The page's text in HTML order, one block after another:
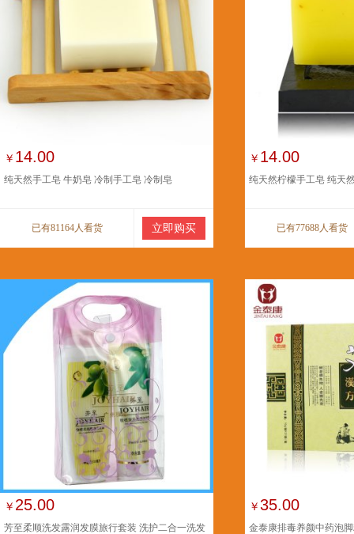
￥ 14.00
纯天然手工皂 牛奶皂 冷制手工皂 冷制皂
已有81164人看货 立即购买
￥ 14.00
纯天然柠檬手工皂 纯天
已有77688人看货
￥ 25.00
芳至柔顺洗发露润发膜旅行套装 洗护二合一洗发
￥35.00
金泰康排毒养颜中药泡